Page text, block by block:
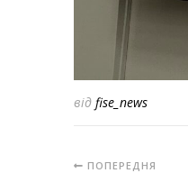
від fise_news
ПОПЕРЕДНЯ